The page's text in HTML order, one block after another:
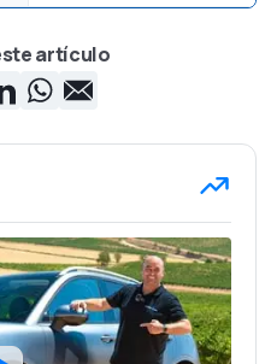
Delantera
1,83 m
N.D.
2,9 m3
artículo